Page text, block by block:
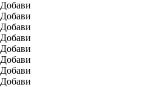
Добави
Добави
Добави
Добави
Добави
Добави
Добави
Добави